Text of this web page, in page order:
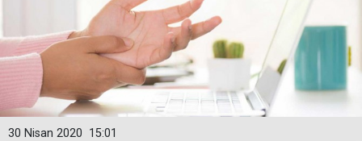
15:01
30 Nisan 2020